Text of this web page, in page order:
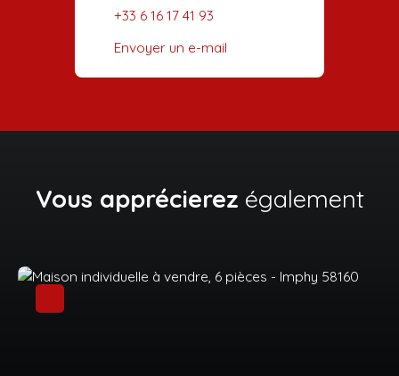
+33 6 16 17 41 93
Envoyer un e-mail
Vous apprécierez également